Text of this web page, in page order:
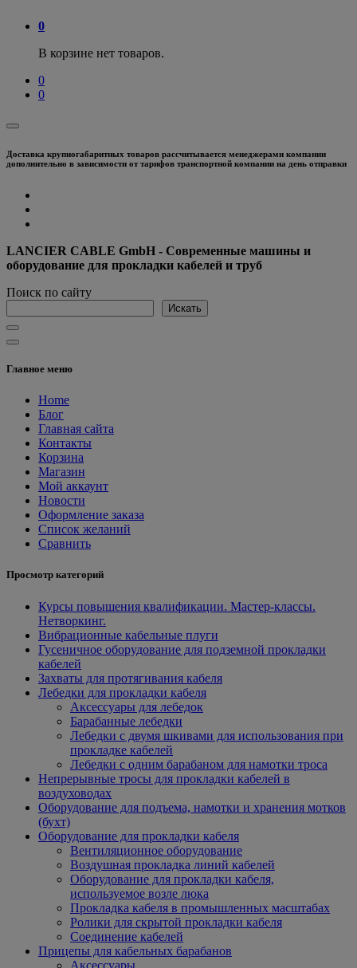
0
В корзине нет товаров.
0
0
Доставка крупногабаритных товаров рассчитывается менеджерами компании
дополнительно в зависимости от тарифов транспортной компании на день отправки
LANCIER CABLE GmbH - Современные машины и
оборудование для прокладки кабелей и труб
Поиск по сайту
Искать
Главное меню
Home
Блог
Главная сайта
Контакты
Корзина
Магазин
Мой аккаунт
Новости
Оформление заказа
Список желаний
Сравнить
Просмотр категорий
Курсы повышения квалификации. Мастер-классы.
Нетворкинг.
Вибрационные кабельные плуги
Гусеничное оборудование для подземной прокладки
кабелей
Захваты для протягивания кабеля
Лебедки для прокладки кабеля
Аксессуары для лебедок
Барабанные лебедки
Лебедки с двумя шкивами для использования при
прокладке кабелей
Лебедки с одним барабаном для намотки троса
Непрерывные тросы для прокладки кабелей в
воздуховодах
Оборудование для подъема, намотки и хранения мотков
(бухт)
Оборудование для прокладки кабеля
Вентиляционное оборудование
Воздушная прокладка линий кабелей
Оборудование для прокладки кабеля,
используемое возле люка
Прокладка кабеля в промышленных масштабах
Ролики для скрытой прокладки кабеля
Соединение кабелей
Прицепы для кабельных барабанов
Аксессуары